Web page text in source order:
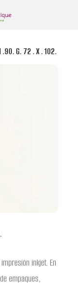
.90. G. 72 . X . 102.
inkjet. En
empaques,